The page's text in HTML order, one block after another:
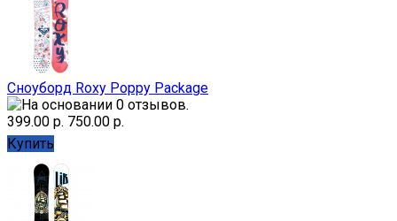
Сноуборд Roxy Poppy Package
399.00 р. 750.00 р.
Купить